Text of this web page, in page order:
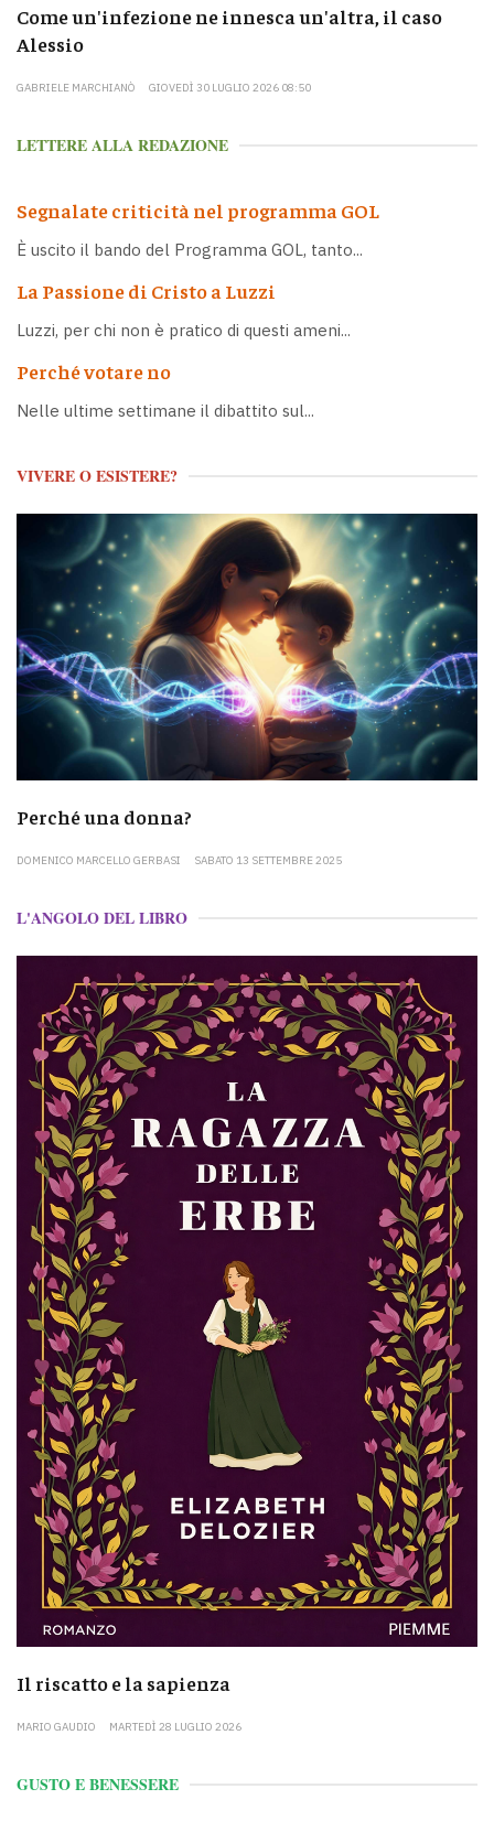
Come un'infezione ne innesca un'altra, il caso
Alessio
GABRIELE MARCHIANÒ GIOVEDÌ 30 LUGLIO 2026 08:50
LETTERE ALLA REDAZIONE
Segnalate criticità nel programma GOL
È uscito il bando del Programma GOL, tanto...
La Passione di Cristo a Luzzi
Luzzi, per chi non è pratico di questi ameni...
Perché votare no
Nelle ultime settimane il dibattito sul...
VIVERE O ESISTERE?
Perché una donna?
DOMENICO MARCELLO GERBASI SABATO 13 SETTEMBRE 2025
L'ANGOLO DEL LIBRO
Il riscatto e la sapienza
MARIO GAUDIO MARTEDÌ 28 LUGLIO 2026
GUSTO E BENESSERE